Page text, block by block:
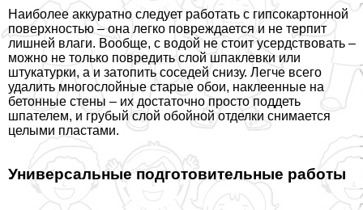
Наиболее аккуратно следует работать с гипсокартонной
поверхностью – она легко повреждается и не терпит
лишней влаги. Вообще, с водой не стоит усердствовать –
можно не только повредить слой шпаклевки или
штукатурки, а и затопить соседей снизу. Легче всего
удалить многослойные старые обои, наклеенные на
бетонные стены – их достаточно просто поддеть
шпателем, и грубый слой обойной отделки снимается
целыми пластами.
Универсальные подготовительные работы